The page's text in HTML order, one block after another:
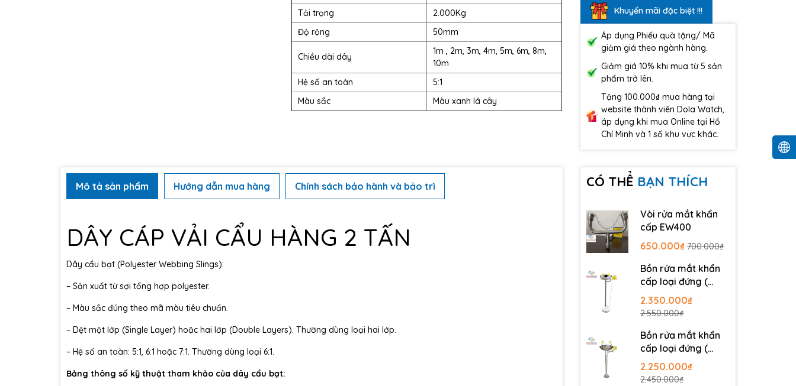
Tải trọng
2.000Kg
Độ rộng
50mm
Chiều dài dây
1m , 2m, 3m, 4m, 5m, 6m, 8m,
10m
Hệ số an toàn
5:1
Màu sắc
Màu xanh lá cây
Khuyến mãi đặc biệt !!!
Áp dụng Phiếu quà tặng/ Mã
giảm giá theo ngành hàng.
Giảm giá 10% khi mua từ 5 sản
phẩm trở lên.
Tặng 100.000₫ mua hàng tại
website thành viên Dola Watch,
áp dụng khi mua Online tại Hồ
Chí Minh và 1 số khu vực khác.
Mô tả sản phẩm Hướng dẫn mua hàng Chính sách bảo hành và bảo trì
DÂY CÁP VẢI CẨU HÀNG 2 TẤN
Dây cẩu bạt (Polyester Webbing Slings):
– Sản xuất từ sợi tổng hợp polyester.
– Màu sắc đúng theo mã màu tiêu chuẩn.
– Dệt một lớp (Single Layer) hoặc hai lớp (Double Layers). Thường dùng loại hai lớp.
– Hệ số an toàn: 5:1, 6:1 hoặc 7:1. Thường dùng loại 6:1.
Bảng thông số kỹ thuật tham khảo của dây cẩu bạt:
CÓ THỂ BẠN THÍCH
Vòi rửa mắt khẩn
cấp EW400
650.000₫ 700.000₫
Bồn rửa mắt khẩn
cấp loại đứng (
UK304B )
2.350.000₫
2.550.000₫
Bồn rửa mắt khẩn
cấp loại đứng (
UK304 )
2.250.000₫
2.450.000₫